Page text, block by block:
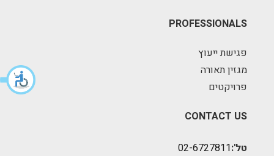
PROFESSIONALS
פגישת ייעוץ
מגזין תאורה
פרויקטים
CONTACT US
טל':02-6727811